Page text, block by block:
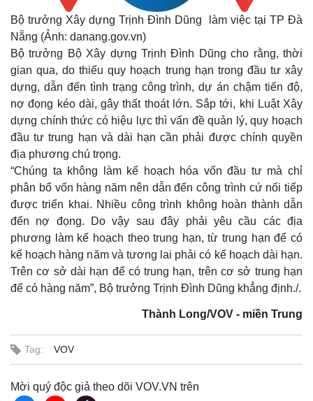
Bộ trưởng Xây dựng Trịnh Đình Dũng làm việc tại TP Đà
Nẵng (Ảnh: danang.gov.vn)
Bộ trưởng Bộ Xây dựng Trịnh Đình Dũng cho rằng, thời
gian qua, do thiếu quy hoạch trung hạn trong đầu tư xây
dựng, dẫn đến tình trạng công trình, dự án chậm tiến độ,
nợ đọng kéo dài, gây thất thoát lớn. Sắp tới, khi Luật Xây
dựng chính thức có hiệu lực thì vấn đề quản lý, quy hoạch
đầu tư trung hạn và dài hạn cần phải được chính quyền
địa phương chú trọng.
“Chúng ta không làm kế hoạch hóa vốn đầu tư mà chỉ
phân bổ vốn hàng năm nên dẫn đến công trình cứ nối tiếp
được triển khai. Nhiều công trình không hoàn thành dẫn
đến nợ đọng. Do vậy sau đây phải yêu cầu các địa
phương làm kế hoạch theo trung hạn, từ trung hạn để có
kế hoạch hàng năm và tương lai phải có kế hoạch dài hạn.
Trên cơ sở dài hạn để có trung hạn, trên cơ sở trung hạn
để có hàng năm”, Bộ trưởng Trịnh Đình Dũng khẳng định./.
Thành Long/VOV - miền Trung
Tag: VOV
Mời quý độc giả theo dõi VOV.VN trên